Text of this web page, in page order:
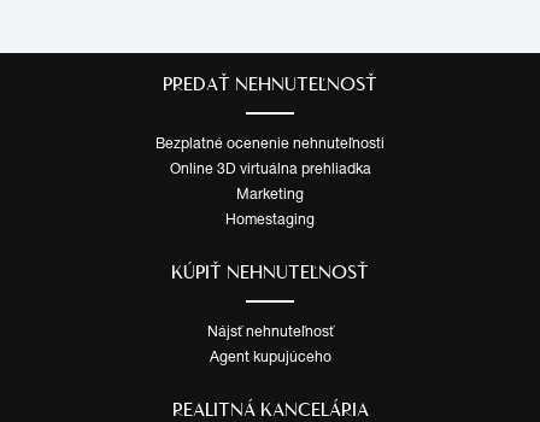
PREDAŤ NEHNUTEĽNOSŤ
Bezplatné ocenenie nehnuteľnosti
Online 3D virtuálna prehliadka
Marketing
Homestaging
KÚPIŤ NEHNUTEĽNOSŤ
Nájsť nehnuteľnosť
Agent kupujúceho
REALITNÁ KANCELÁRIA